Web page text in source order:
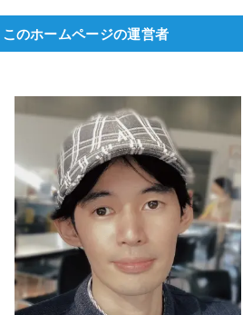
このホームページの運営者